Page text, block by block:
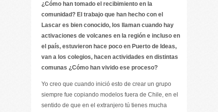
¿Cómo han tomado el recibimiento en la
comunidad? El trabajo que han hecho con el
Lascar es bien conocido, los llaman cuando hay
activaciones de volcanes en la región e incluso en
el país, estuvieron hace poco en Puerto de Ideas,
van a los colegios, hacen actividades en distintas
comunas ¿Cómo han vivido ese proceso?
Yo creo que cuando inició esto de crear un grupo
siempre fue copiando modelos fuera de Chile, en el
sentido de que en el extranjero tú tienes mucha